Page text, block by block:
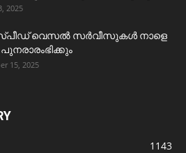
2025
വെസൽ സർവീസുകൾ നാളെ
15, 2025
1143